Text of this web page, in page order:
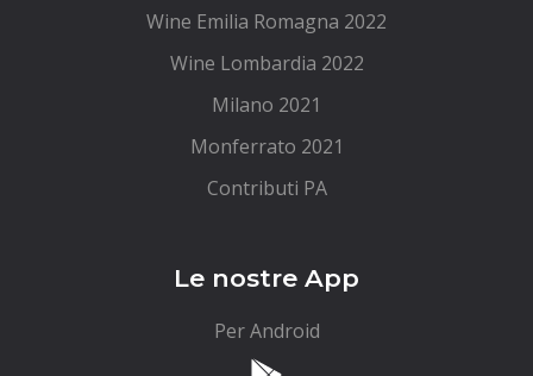
Wine Emilia Romagna 2022
Wine Lombardia 2022
Milano 2021
Monferrato 2021
Contributi PA
Le nostre App
Per Android